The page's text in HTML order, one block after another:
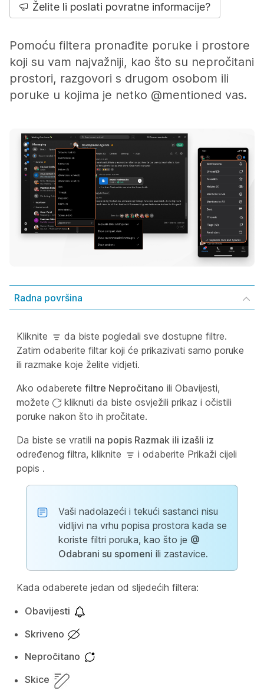
Želite li poslati povratne informacije?
Pomoću filtera pronađite poruke i prostore
koji su vam najvažniji, kao što su nepročitani
prostori, razgovori s drugom osobom ili
poruke u kojima je netko @mentioned vas.
Radna površina
Kliknite
da biste pogledali sve dostupne filtre.
Zatim odaberite filtar koji će prikazivati samo poruke
ili razmake koje želite vidjeti.
Ako odaberete filtre Nepročitano ili Obavijesti,
možete
kliknuti da biste osvježili prikaz i očistili
poruke nakon što ih pročitate.
Da biste se vratili na popis Razmak ili izašli iz
određenog filtra, kliknite
i odaberite Prikaži cijeli
popis .
Vaši nadolazeći i tekući sastanci nisu
vidljivi na vrhu popisa prostora kada se
koriste filtri poruka, kao što je @
Odabrani su spomeni ili zastavice.
Kada odaberete jedan od sljedećih filtera:
Obavijesti
Skriveno
Nepročitano
Skice